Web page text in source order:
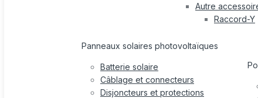
Autre
Raccord-Y
Panneaux solaires photovoltaïques
Batterie solaire
Câblage et connecteurs
Disjoncteurs et protections